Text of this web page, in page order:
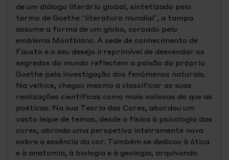
de um diálogo literário global, sintetizado pelo
termo de Goethe “literatura mundial”, a tampa
assume a forma de um globo, coroado pelo
emblema Montblanc. A sede de conhecimento de
Fausto e o seu desejo irreprimível de desvendar os
segredos do mundo reflectem a paixão do próprio
Goethe pela investigação dos fenómenos naturais.
Na velhice, chegou mesmo a classificar as suas
realizações científicas como mais valiosas do que as
poéticas. Na sua Teoria das Cores, abordou um
vasto leque de temas, desde a física à psicologia das
cores, abrindo uma perspetiva inteiramente nova
sobre a essência da cor. Também se dedicou à ótica
e à anatomia, à biologia e à geologia, arquivando